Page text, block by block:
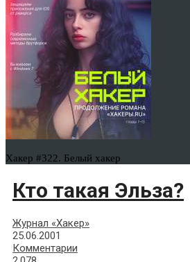
Хакер #322. Белый хакер
Кто такая Эльза?
Журнал «Хакер»
25.06.2001
Комментарии